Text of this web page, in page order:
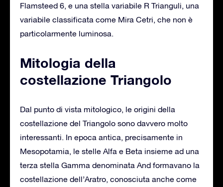
Flamsteed 6, e una stella variabile R Trianguli, una
variabile classificata come Mira Cetri, che non è
particolarmente luminosa.
Mitologia della
costellazione Triangolo
Dal punto di vista mitologico, le origini della
costellazione del Triangolo sono davvero molto
interessanti. In epoca antica, precisamente in
Mesopotamia, le stelle Alfa e Beta insieme ad una
terza stella Gamma denominata And formavano la
costellazione dell’Aratro, conosciuta anche come